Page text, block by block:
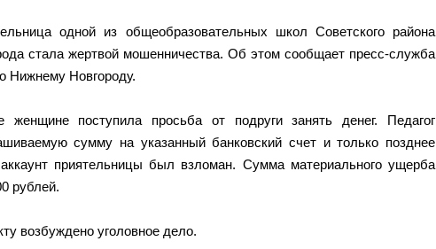
одной из общеобразовательных школ Советского района
стала жертвой мошенничества. Об этом сообщает пресс-служба
Нижнему Новгороду.
женщине поступила просьба от подруги занять денег. Педагог
сумму на указанный банковский счет и только позднее
приятельницы был взломан. Сумма материального ущерба
рублей.
возбуждено уголовное дело.